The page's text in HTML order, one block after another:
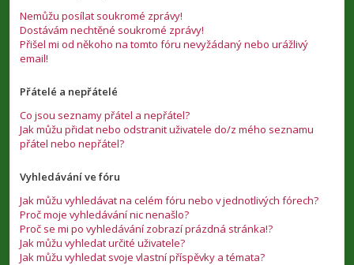
Nemůžu posílat soukromé zprávy!
Dostávám nechtěné soukromé zprávy!
Přišel mi od někoho na tomto fóru nevyžádaný nebo urážlivý
email!
Přátelé a nepřátelé
Co jsou seznamy přátel a nepřátel?
Jak můžu přidat nebo odstranit uživatele do/z mého seznamu
přátel nebo nepřátel?
Vyhledávání ve fóru
Jak můžu vyhledávat na celém fóru nebo v jednotlivých fórech?
Proč moje vyhledávání nic nenašlo?
Proč se mi po vyhledávání zobrazí prázdná stránka!?
Jak můžu vyhledat určité uživatele?
Jak můžu vyhledat svoje vlastní příspěvky a témata?